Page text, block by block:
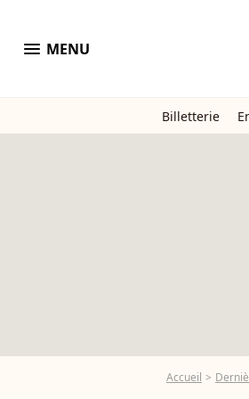
menu MENU
Billetterie
Accueil